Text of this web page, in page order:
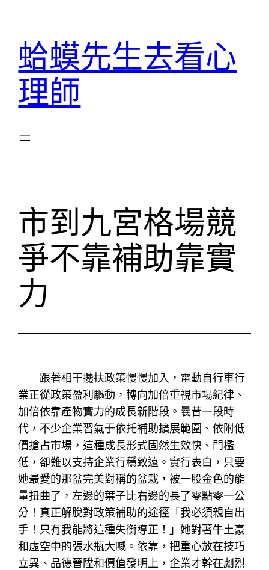
蛤蟆先生去看心
理師
市到九宮格場競
爭不靠補助靠實
力
跟著相干攙扶政策慢慢加入，電動自行車行
業正從政策盈利驅動，轉向加倍重視市場紀律、
加倍依靠產物實力的成長新階段。曩昔一段時
代，不少企業習氣于依托補助擴展範圍、依附低
價搶占市場，這種成長形式固然生效快、門檻
低，卻難以支持企業行穩致遠。實行表白，只要
她最愛的那盆完美對稱的盆栽，被一股金色的能
量扭曲了，左邊的葉子比右邊的長了零點零一公
分！真正解脫對政策補助的途徑「我必須親自出
手！只有我能將這種失衡導正！」她對著牛土豪
和虛空中的張水瓶大喊。依靠，把重心放在技巧
立異、品德晉陞和價值發明上，企業才幹在劇烈